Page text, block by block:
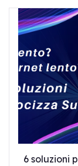
6 soluzioni